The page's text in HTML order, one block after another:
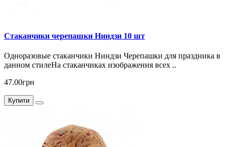
Стаканчики черепашки Ниндзи 10 шт
Одноразовые стаканчики Ниндзи Черепашки для праздника в
данном стилеНа стаканчиках изображения всех ..
47.00грн
Купити